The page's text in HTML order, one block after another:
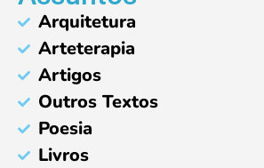
Arquitetura
Arteterapia
Artigos
Outros Textos
Poesia
Livros